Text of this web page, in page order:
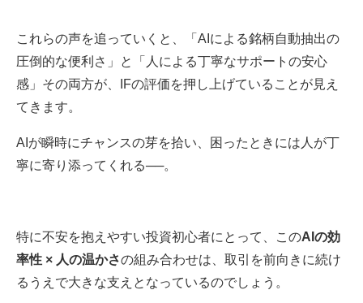
これらの声を追っていくと、「AIによる銘柄自動抽出の
圧倒的な便利さ」と「人による丁寧なサポートの安心
感」その両方が、IFの評価を押し上げていることが見え
てきます。
AIが瞬時にチャンスの芽を拾い、困ったときには人が丁
寧に寄り添ってくれる──。
特に不安を抱えやすい投資初心者にとって、このAIの効
率性 × 人の温かさの組み合わせは、取引を前向きに続け
るうえで大きな支えとなっているのでしょう。